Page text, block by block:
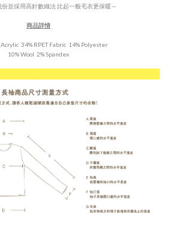
份並採用高針數織法 比起一般毛衣更保暖～
商品詳情
34% RPET Fabric 14% Polyester
10% Wool 2% Spandex